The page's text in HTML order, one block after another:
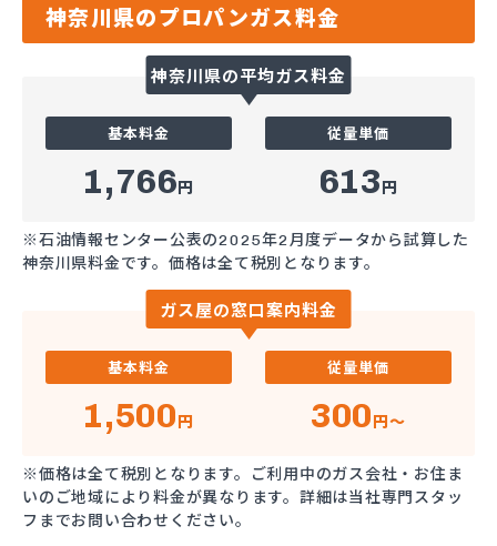
神奈川県のプロパンガス料金
神奈川県の平均ガス料金
基本料金
1,766円
従量単価
613円
※石油情報センター公表の2025年2月度データから試算した
神奈川県料金です。価格は全て税別となります。
ガス屋の窓口案内料金
基本料金
1,500円
従量単価
300円～
※価格は全て税別となります。ご利用中のガス会社・お住ま
いのご地域により料金が異なります。詳細は当社専門スタッ
フまでお問い合わせください。